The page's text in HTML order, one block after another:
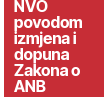
NVO
povodom
izmjena i
dopuna
Zakona o
ANB